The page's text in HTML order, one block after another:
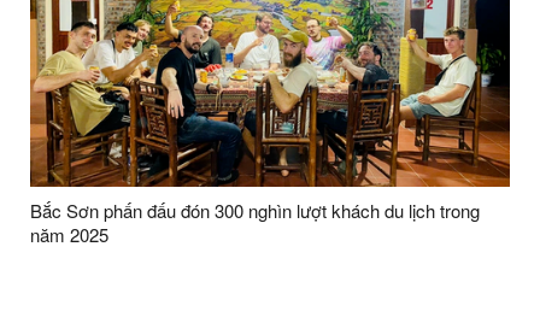
Bắc Sơn phấn đấu đón 300 nghìn lượt khách du lịch trong
năm 2025